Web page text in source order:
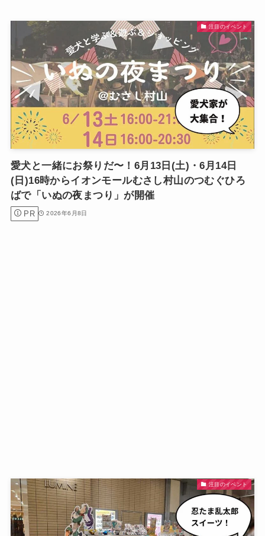
注目のイベント
愛犬と一緒にお祭りだ〜！6月13日(土)・6月14日
(日)16時からイオンモールむさし村山のつむぐひろ
ばで「いぬの夜まつり」が開催
PR 2026年6月8日
注目のイベント